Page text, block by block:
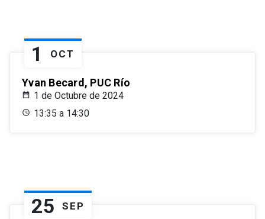
1 OCT
Yvan Becard, PUC Río
1 de Octubre de 2024
13:35 a 14:30
25 SEP